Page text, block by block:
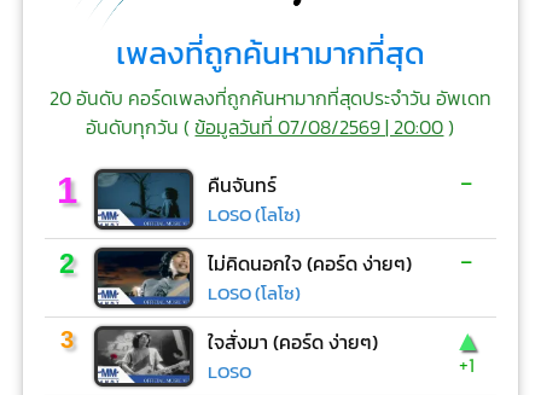
เพลงที่ถูกค้นหามากที่สุด
20 อันดับ คอร์ดเพลงที่ถูกค้นหามากที่สุดประจำวัน อัพเดท
อันดับทุกวัน (ข้อมูลวันที่ 07/08/2569 | 20:00)
1 คืนจันทร์
LOSO (โลโซ)
-
2 ไม่คิดนอกใจ (คอร์ด ง่ายๆ)
LOSO (โลโซ)
-
3 ใจสั่งมา (คอร์ด ง่ายๆ)
LOSO
▲
+1